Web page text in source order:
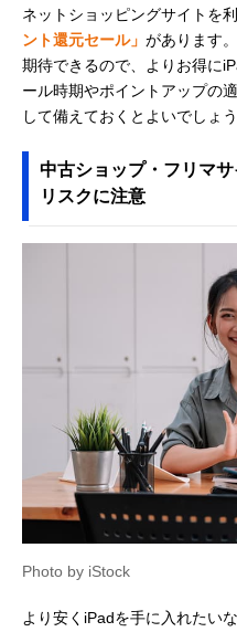
ネットショッピングサイトを
ント還元セール」 があります
期待できるので、よりお得に
ール時期やポイントアップの
して備えておくとよいでしょう
中古ショップ・フリマ
リスクに注意
Photo by iStock
より安くiPadを手に入れたい